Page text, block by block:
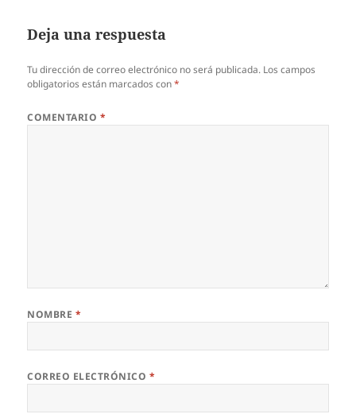
Deja una respuesta
Tu dirección de correo electrónico no será publicada. Los campos
obligatorios están marcados con*
COMENTARIO *
NOMBRE *
CORREO ELECTRÓNICO *